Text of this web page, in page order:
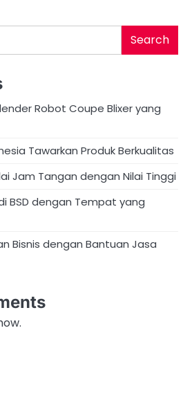
Search
Robot Coupe Blixer yang
Tawarkan Produk Berkualitas
Jam Tangan dengan Nilai Tinggi
BSD dengan Tempat yang
Bisnis dengan Bantuan Jasa